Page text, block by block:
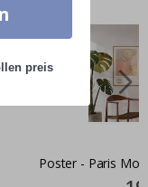
Poster - Paris
preis